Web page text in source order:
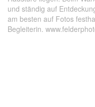
und ständig auf
am besten auf Fotos
Begleiterin.